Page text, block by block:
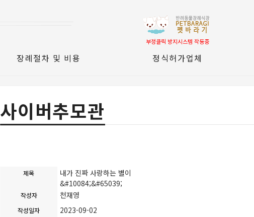
부정클릭 방지시스템 작동중
장례절차 및 비용 정식허가업체
사이버추모관
제목
내가 진짜 사랑하는 별이
&#10084;&#65039;
작성자 천재영
작성일자
2023-09-02